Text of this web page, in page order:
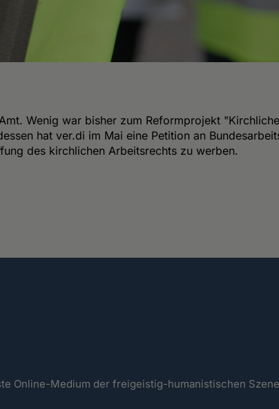
Wenig war bisher zum Reformprojekt
hat ver.di im Mai eine Petition an
des kirchlichen Arbeitsrechts zu werben.
Online-Medium der freigeistig-humanistischen